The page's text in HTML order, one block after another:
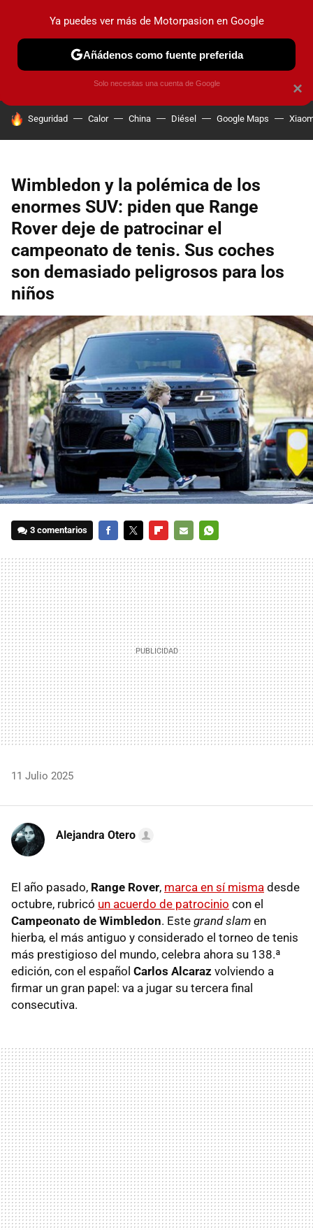
PRUEBAS COCHES ELÉCTRICOS OBSERVATORIO
HOY SE HABLA DE
Seguridad Calor China Diésel Google Maps
Wimbledon y la polémica de los
enormes SUV: piden que Range
Rover deje de patrocinar el
campeonato de tenis. Sus coches
son demasiado peligrosos para los
niños
3 comentarios
MAIL
11 Julio 2025
Alejandra Otero
El año pasado, Range Rover, marca en sí misma desde
octubre, rubricó un acuerdo de patrocinio con el
Campeonato de Wimbledon. Este grand slam en
hierba, el más antiguo y considerado el torneo de tenis
más prestigioso del mundo, celebra ahora su 138.ª
edición, con el español Carlos Alcaraz volviendo a
firmar un gran papel: va a jugar su tercera final
consecutiva.
×
Ya puedes ver más de Motorpasion en Google
Añádenos como fuente preferida
Solo necesitas una cuenta de Google